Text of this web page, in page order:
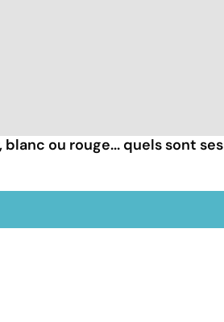
blanc ou rouge... quels sont ses